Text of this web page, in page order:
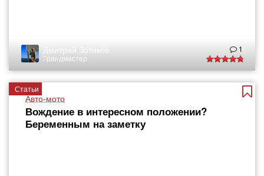
Дмитрий Зотиков
Грандмастер
1
Статьи
Авто-мото
Вождение в интересном положении?
Беременным на заметку